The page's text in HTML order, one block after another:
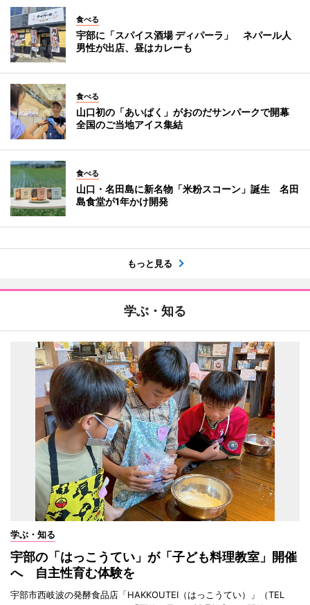
食べる
宇部に「スパイス酒場 ディパーラ」 ネパール人
男性が出店、昼はカレーも
食べる
山口初の「あいぱく」がおのだサンパークで開幕
全国のご当地アイス集結
食べる
山口・名田島に新名物「米粉スコーン」誕生 名田
島食堂が1年かけ開発
もっと見る
学ぶ・知る
学ぶ・知る
宇部の「はっこうてい」が「子ども料理教室」開催
へ 自主性育む体験を
宇部市西岐波の発酵食品店「HAKKOUTEI（はっこうてい）」（TEL